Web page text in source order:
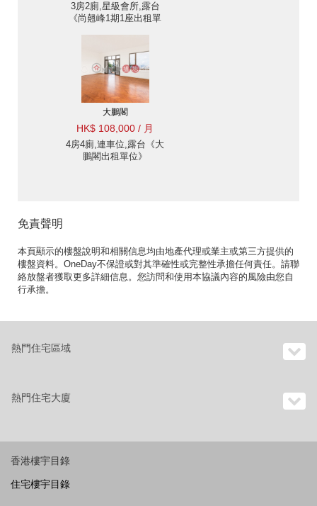
3房2廁,星級會所,露台
《尚翹峰1期1座出租單
大鵬閣
HK$ 108,000 / 月
4房4廁,連車位,露台《大
鵬閣出租單位》
免責聲明
本頁顯示的樓盤說明和相關信息均由地產代理或業主或第三方提供的
樓盤資料。OneDay不保證或對其準確性或完整性承擔任何責任。請聯
絡放盤者獲取更多詳細信息。您訪問和使用本協議內容的風險由您自
行承擔。
熱門住宅區域
熱門住宅大廈
香港樓宇目錄
住宅樓宇目錄